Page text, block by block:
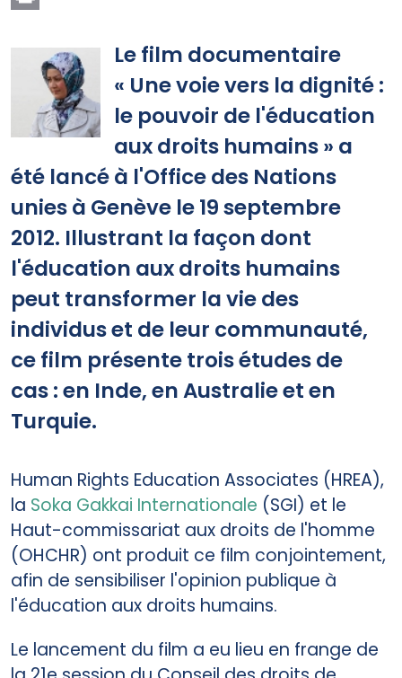
Le film documentaire
« Une voie vers la dignité :
le pouvoir de l'éducation
aux droits humains » a
été lancé à l'Office des Nations
unies à Genève le 19 septembre
2012. Illustrant la façon dont
l'éducation aux droits humains
peut transformer la vie des
individus et de leur communauté,
ce film présente trois études de
cas : en Inde, en Australie et en
Turquie.
Human Rights Education Associates (HREA),
la Soka Gakkai Internationale (SGI) et le
Haut-commissariat aux droits de l'homme
(OHCHR) ont produit ce film conjointement,
afin de sensibiliser l'opinion publique à
l'éducation aux droits humains.
Le lancement du film a eu lieu en frange de